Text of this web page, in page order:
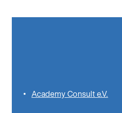
Academy Consult e.V.